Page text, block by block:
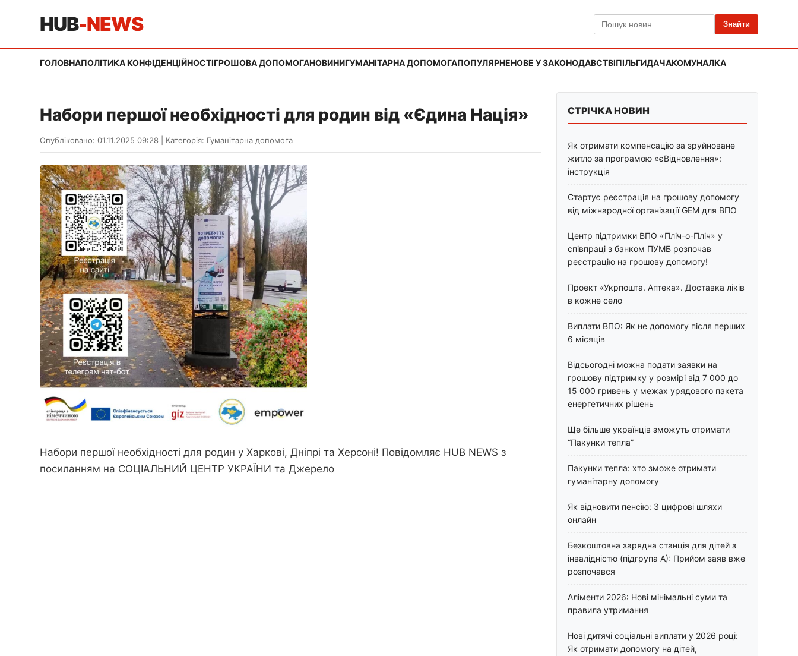
HUB-NEWS Знайти
ГОЛОВНАПОЛІТИКА КОНФІДЕНЦІЙНОСТІГРОШОВА ДОПОМОГАНОВИНИГУМАНІТАРНА ДОПОМОГАПОПУЛЯРНЕНОВЕ У ЗАКОНОДАВСТВІПІЛЬГИДАЧАКОМУНАЛКА
Набори першої необхідності для родин від «Єдина Нація»
Опубліковано: 01.11.2025 09:28 Категорія: Гуманітарна допомога
Набори першої необхідності для родин у Харкові, Дніпрі та Херсоні! Повідомляє HUB NEWS з
посиланням на СОЦІАЛЬНИЙ ЦЕНТР УКРАЇНИ та Джерело
СТРІЧКА НОВИН
Як отримати компенсацію за зруйноване
житло за програмою «єВідновлення»:
інструкція
Стартує реєстрація на грошову допомогу
від міжнародної організації GEM для ВПО
Центр підтримки ВПО «Пліч-о-Пліч» у
співпраці з банком ПУМБ розпочав
реєстрацію на грошову допомогу!
Проект «Укрпошта. Аптека». Доставка ліків
в кожне село
Виплати ВПО: Як не допомогу після перших
6 місяців
Відсьогодні можна подати заявки на
грошову підтримку у розмірі від 7 000 до
15 000 гривень у межах урядового пакета
енергетичних рішень
Ще більше українців зможуть отримати
“Пакунки тепла”
Пакунки тепла: хто зможе отримати
гуманітарну допомогу
Як відновити пенсію: 3 цифрові шляхи
онлайн
Безкоштовна зарядна станція для дітей з
інвалідністю (підгрупа А): Прийом заяв вже
розпочався
Аліменти 2026: Нові мінімальні суми та
правила утримання
Нові дитячі соціальні виплати у 2026 році:
Як отримати допомогу на дітей,